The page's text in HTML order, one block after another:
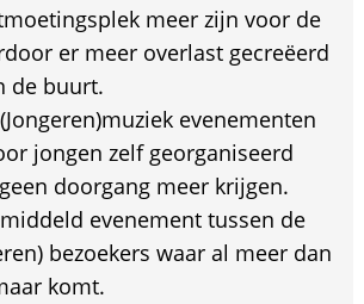
meer zijn voor de
er meer overlast gecreëerd
de buurt.
evenementen
jongen zelf georganiseerd
doorgang meer krijgen.
evenement tussen de
bezoekers waar al meer dan
komt.